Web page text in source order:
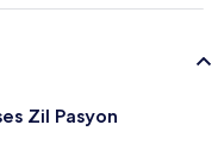
Zil Pasyon